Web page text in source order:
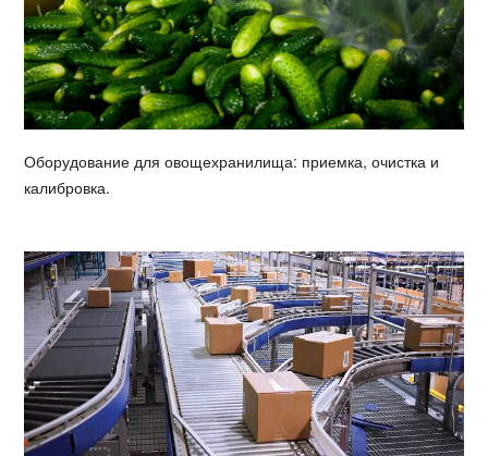
Оборудование для овощехранилища: приемка, очистка и
калибровка.